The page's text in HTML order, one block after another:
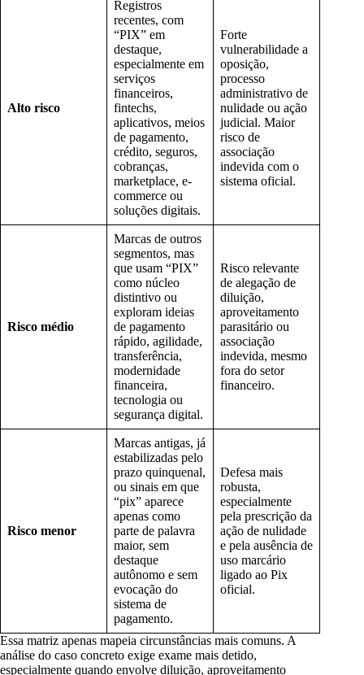
Alto risco
Registros
recentes, com
“PIX” em
destaque,
especialmente em
serviços
financeiros,
fintechs,
aplicativos, meios
de pagamento,
crédito, seguros,
cobranças,
marketplace, e-
commerce ou
soluções digitais.
Forte
vulnerabilidade a
oposição,
processo
administrativo de
nulidade ou ação
judicial. Maior
risco de
associação
indevida com o
sistema oficial.
Risco médio
Marcas de outros
segmentos, mas
que usam “PIX”
como núcleo
distintivo ou
exploram ideias
de pagamento
rápido, agilidade,
transferência,
modernidade
financeira,
tecnologia ou
segurança digital.
Risco relevante
de alegação de
diluição,
aproveitamento
parasitário ou
associação
indevida, mesmo
fora do setor
financeiro.
Risco menor
Marcas antigas, já
estabilizadas pelo
prazo quinquenal,
ou sinais em que
“pix” aparece
apenas como
parte de palavra
maior, sem
destaque
autônomo e sem
evocação do
sistema de
pagamento.
Defesa mais
robusta,
especialmente
pela prescrição da
ação de nulidade
e pela ausência de
uso marcário
ligado ao Pix
oficial.
Essa matriz apenas mapeia circunstâncias mais comuns. A
análise do caso concreto exige exame mais detido,
especialmente quando envolve diluição, aproveitamento